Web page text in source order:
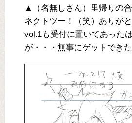
▲（名無しさん）里帰りの
ネクトツー！（笑）ありが
vol.1も受付に置いてあった
が・・・無事にゲットでき